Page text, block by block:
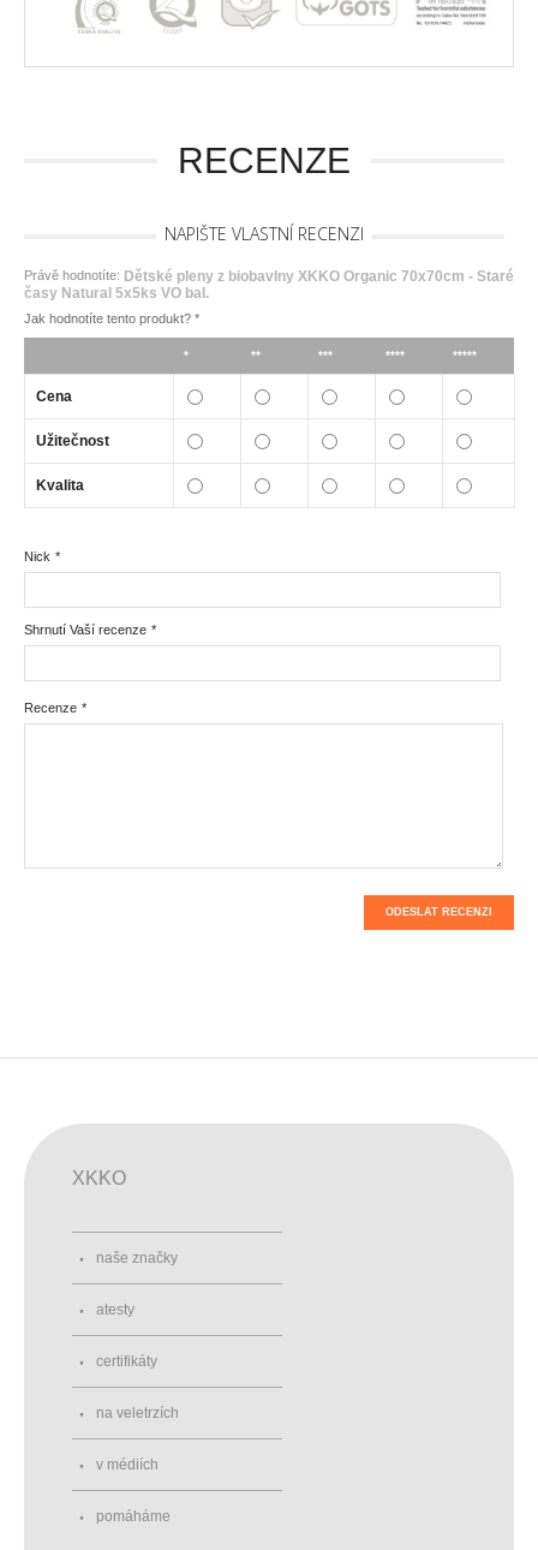
RECENZE
NAPIŠTE VLASTNÍ RECENZI
Právě hodnotíte: Dětské pleny z biobavlny XKKO Organic 70x70cm - Staré
časy Natural 5x5ks VO bal.
Jak hodnotíte tento produkt? *
* ** *** **** *****
Cena
Užitečnost
Kvalita
*
Nick
*
Shrnutí Vaší recenze
*
Recenze
ODESLAT RECENZI
XKKO
naše značky
atesty
certifikáty
na veletrzích
v médiích
pomáháme